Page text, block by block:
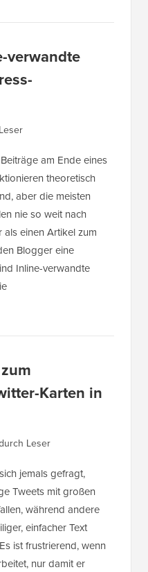
verwandte
am Ende eines
theoretisch
aber die meisten
nie so weit nach
als einen Artikel zum
Blogger eine
Inline-verwandte
Karten in
Leser
jemals gefragt,
Tweets mit großen
während andere
einfacher Text
ist frustrierend, wenn
nur damit er